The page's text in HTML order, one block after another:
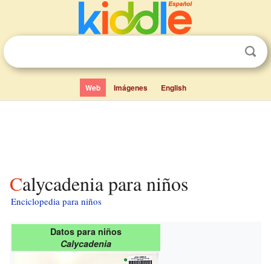
Web Imágenes English
Calycadenia para niños
Enciclopedia para niños
Datos para niños
Calycadenia